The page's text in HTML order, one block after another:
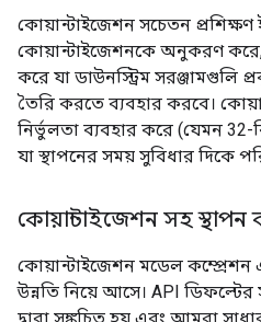
কোয়ান্টাইজেশন সচেতন প্রশিক্ষণ
কোয়ান্টাইজেশনকে অনুকরণ
করে যা ডাউনস্ট্রিম সরঞ্জামগুলি
তৈরি করতে ব্যবহার করবে।
নির্ভুলতা ব্যবহার করে (যেমন 32-
যা স্থাপনের সময় সুবিধার দিকে
কোয়ান্টাইজেশন সহ
কোয়ান্টাইজেশন মডেল কম্প্রেশন
উন্নতি নিয়ে আসে। API